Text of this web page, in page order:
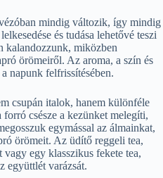
mindig változik, így mindig
és tudása lehetővé teszi
kalandozzunk, miközben
örömeiről. Az aroma, a szín és
napunk felfrissítésében.
csupán italok, hanem különféle
csésze a kezünket melegíti,
egymással az álmainkat,
örömeit. Az üdítő reggeli tea,
egy klasszikus fekete tea,
együttlét varázsát.